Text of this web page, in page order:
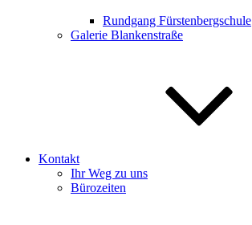
Rundgang Fürstenbergschule
Galerie Blankenstraße
Kontakt
Ihr Weg zu uns
Bürozeiten